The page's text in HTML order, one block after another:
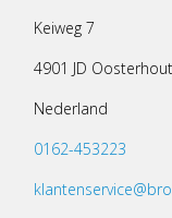
Keiweg 7
4901 JD Oosterhout
Nederland
0162-453223